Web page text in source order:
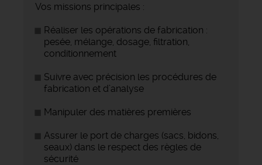
Vos missions principales :
Réaliser les opérations de fabrication :
pesée, mélange, dosage, filtration,
conditionnement
Suivre avec précision les procédures de
fabrication et d’analyse
Manipuler des matières premières
Assurer le port de charges (sacs, bidons,
seaux) dans le respect des règles de
sécurité